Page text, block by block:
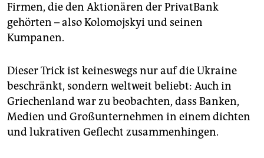
genossenschaft
epaper login
Firmen, die den Aktionären der PrivatBank
gehörten – also Kolomojskyi und seinen
Kumpanen.
Dieser Trick ist keineswegs nur auf die Ukraine
beschränkt, sondern weltweit beliebt: Auch in
Griechenland war zu beobachten, dass Banken,
Medien und Großunternehmen in einem dichten
und lukrativen Geflecht zusammenhingen.